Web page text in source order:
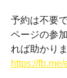
予約は不要
ページの参
れば助かりま
https://